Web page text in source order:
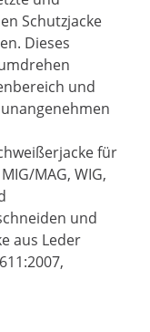
Schutzjacke
Dieses
und
für
MAG, WIG,
und
aus Leder